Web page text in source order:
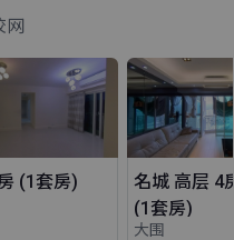
网
(1套房)
名城 高层 4
(1套房)
大围